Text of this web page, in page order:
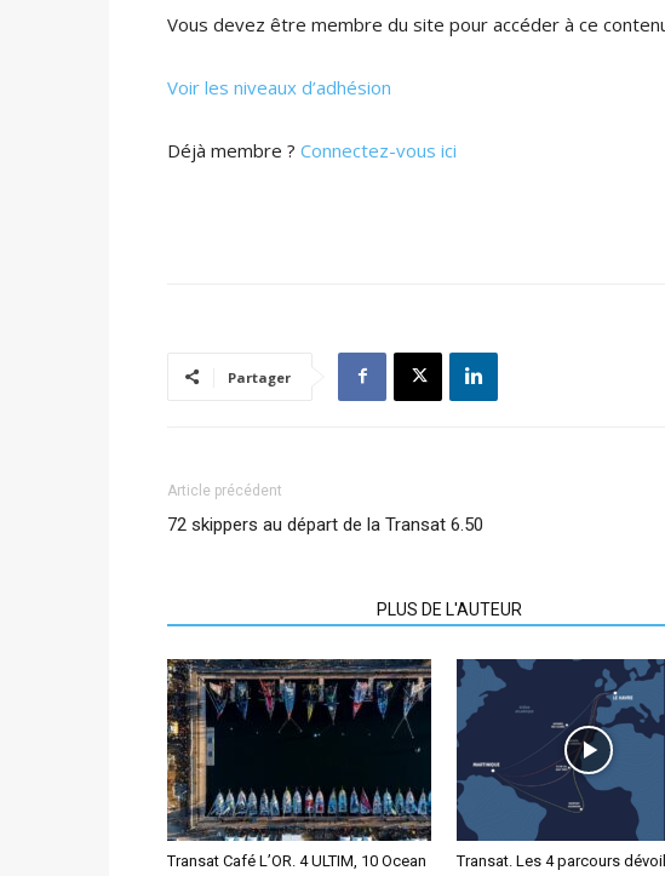
Vous devez être membre du site pour accéder à ce
Voir les niveaux d’adhésion
Déjà membre ? Connectez-vous ici
Partager
Article précédent
72 skippers au départ de la Transat 6.50
PLUS DE L'AUTEUR
Transat Café L’OR. 4 ULTIM, 10 Ocean
Transat. Les 4 parcours